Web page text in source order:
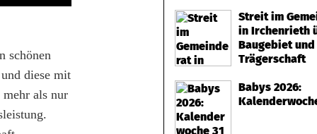
schönen
diese mit
als nur
Streit im
in Irchenrieth
Baugebiet
Trägerschaft
Babys 2026: